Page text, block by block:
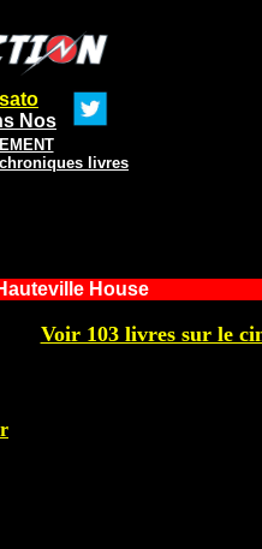
Nos
livres
House
Voir 103 livres sur le